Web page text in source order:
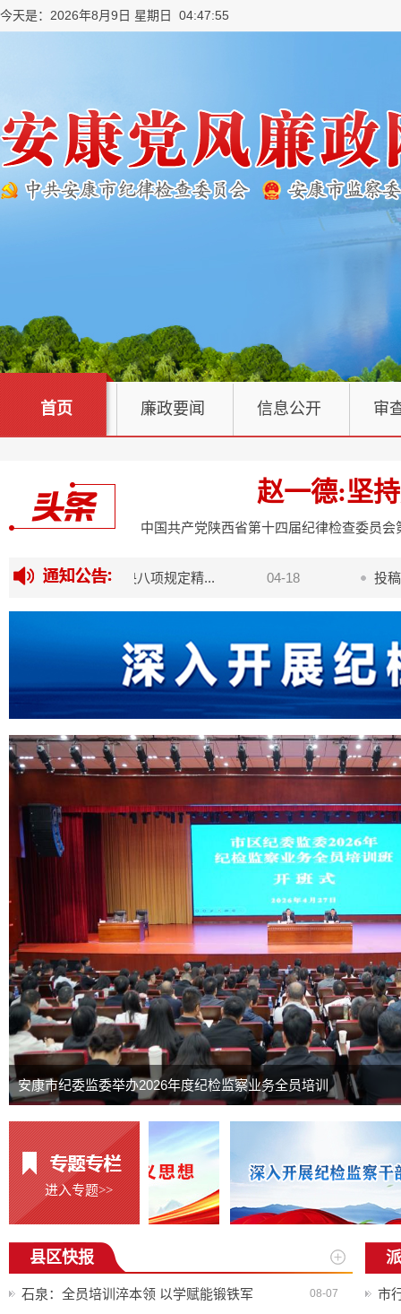
今天是：2026年8月9日 星期日 04:47:56
首页 廉政要闻 信息公开 审
中国共产党
习近平
赵一德:坚
中国共产党陕西省第十四届纪律检查委员会
机关深入贯彻中央八项规定精... 04-18 投稿箱
安康市纪委监委举办2026年度纪检监察业务全员培训
进入专题>>
县区快报
08-07
石泉：全员培训淬本领 以学赋能锻铁军 市